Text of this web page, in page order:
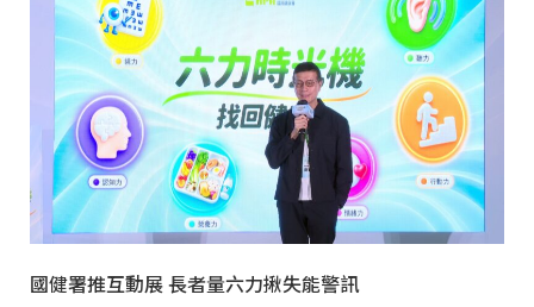
國健署推互動展 長者量六力揪失能警訊